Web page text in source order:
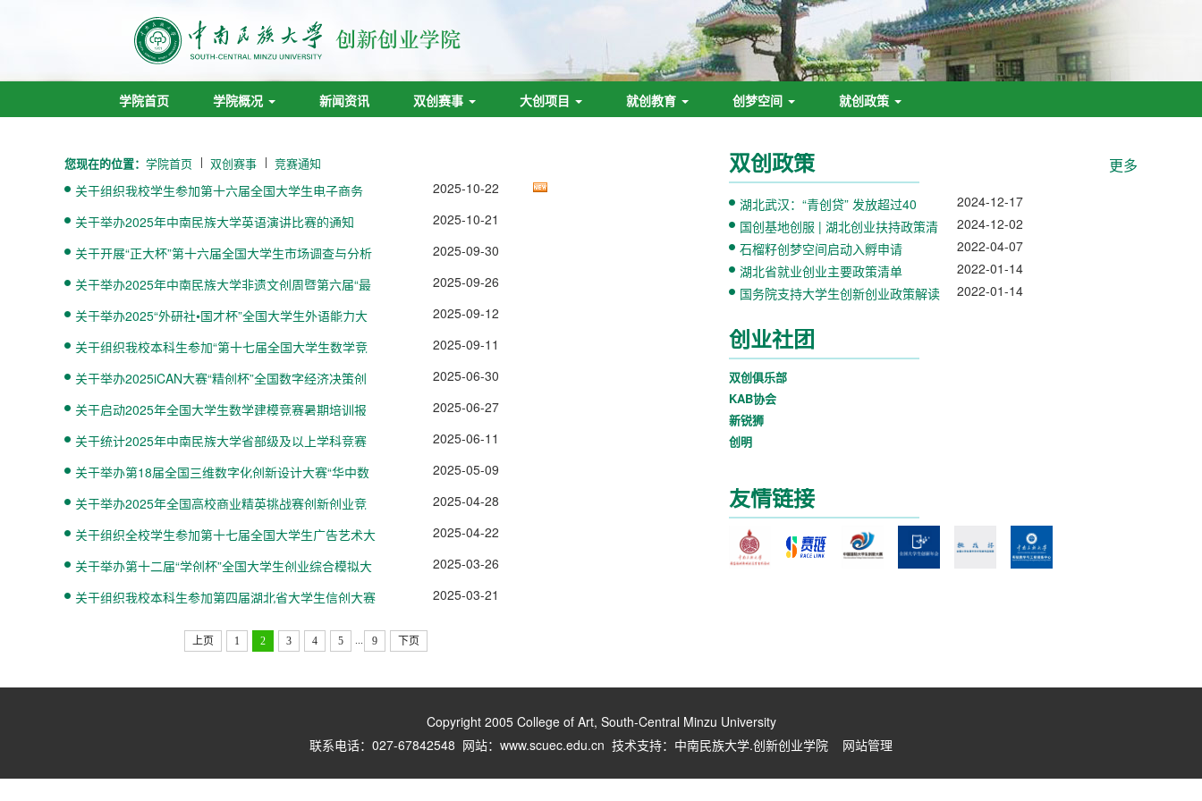
学院首页 学院概况 新闻资讯 双创赛事 大创项目 就创教育 创梦空间 就创政策
您现在的位置： 学院首页 双创赛事 竞赛通知
关于组织我校学生参加第十六届全国大学生电子商务
2025-10-22
关于举办2025年中南民族大学英语演讲比赛的通知
2025-10-21
关于开展“正大杯”第十六届全国大学生市场调查与分析
2025-09-30
关于举办2025年中南民族大学非遗文创周暨第六届“最
2025-09-26
关于举办2025“外研社•国才杯”全国大学生外语能力大
2025-09-12
关于组织我校本科生参加“第十七届全国大学生数学竞
2025-09-11
关于举办2025iCAN大赛“精创杯”全国数字经济决策创
2025-06-30
关于启动2025年全国大学生数学建模竞赛暑期培训报
2025-06-27
关于统计2025年中南民族大学省部级及以上学科竞赛
2025-06-11
关于举办第18届全国三维数字化创新设计大赛“华中数
2025-05-09
关于举办2025年全国高校商业精英挑战赛创新创业竞
2025-04-28
关于组织全校学生参加第十七届全国大学生广告艺术大
2025-04-22
关于举办第十二届“学创杯”全国大学生创业综合模拟大
2025-03-26
关于组织我校本科生参加第四届湖北省大学生信创大赛
2025-03-21
上页 1 2 3 4 5 9 下页
双创政策 更多
湖北武汉：“青创贷” 发放超过40
亿！为在汉青年…
2024-12-17
国创基地创服 | 湖北创业扶持政策清
单
2024-12-02
石榴籽创梦空间启动入孵申请
2022-04-07
湖北省就业创业主要政策清单
2022-01-14
国务院支持大学生创新创业政策解读
2022-01-14
创业社团
双创俱乐部
KAB协会
新锐狮
创明
友情链接
Copyright 2005 College of Art, South-Central Minzu University
联系电话：027-67842548 网站：www.scuec.edu.cn 技术支持：中南民族大学.创新创业学院 网站管理